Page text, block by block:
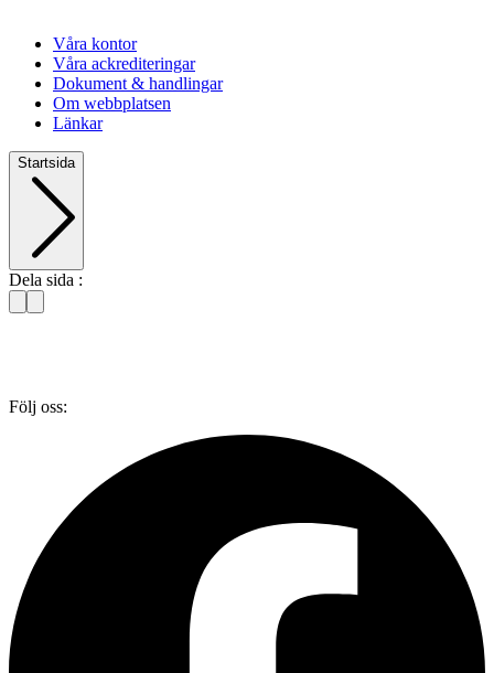
Våra kontor
Våra ackrediteringar
Dokument & handlingar
Om webbplatsen
Länkar
Startsida
Dela sida :
Följ oss: